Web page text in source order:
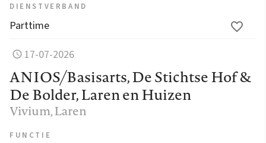
DIENSTVERBAND
Parttime
17-07-2026
ANIOS/Basisarts, De Stichtse Hof &
De Bolder, Laren en Huizen
Vivium, Laren
FUNCTIE